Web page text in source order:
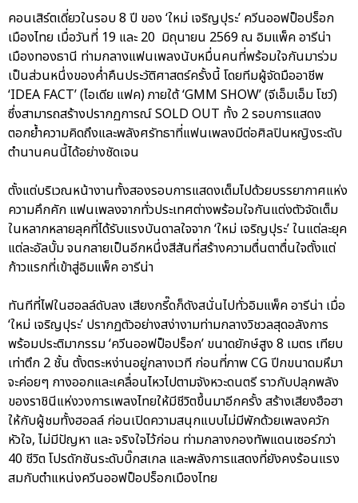
คอนเสิร์ตเดี่ยวในรอบ 8 ปี ของ ‘ใหม่ เจริญปุระ’ ควีนออฟป็อปร็อก
เมืองไทย เมื่อวันที่ 19 และ 20 มิถุนายน 2569 ณ อิมแพ็ค อารีน่า
เมืองทองธานี ท่ามกลางแฟนเพลงนับหมื่นคนที่พร้อมใจกันมาร่วม
เป็นส่วนหนึ่งของค่ำคืนประวัติศาสตร์ครั้งนี้ โดยทีมผู้จัดมืออาชีพ
‘IDEA FACT’ (ไอเดีย แฟค) ภายใต้ ‘GMM SHOW’ (จีเอ็มเอ็ม โชว์)
ซึ่งสามารถสร้างปรากฏการณ์ SOLD OUT ทั้ง 2 รอบการแสดง
ตอกย้ำความคิดถึงและพลังศรัทธาที่แฟนเพลงมีต่อศิลปินหญิงระดับ
ตำนานคนนี้ได้อย่างชัดเจน
ตั้งแต่บริเวณหน้างานทั้งสองรอบการแสดงเต็มไปด้วยบรรยากาศแห่ง
ความคึกคัก แฟนเพลงจากทั่วประเทศต่างพร้อมใจกันแต่งตัวจัดเต็ม
ในหลากหลายลุคที่ได้รับแรงบันดาลใจจาก ‘ใหม่ เจริญปุระ’ ในแต่ละยุค
แต่ละอัลบั้ม จนกลายเป็นอีกหนึ่งสีสันที่สร้างความตื่นตาตื่นใจตั้งแต่
ก้าวแรกที่เข้าสู่อิมแพ็ค อารีน่า
ทันทีที่ไฟในฮอลล์ดับลง เสียงกรี๊ดก็ดังสนั่นไปทั่วอิมแพ็ค อารีน่า เมื่อ
‘ใหม่ เจริญปุระ’ ปรากฏตัวอย่างสง่างามท่ามกลางวิชวลสุดอลังการ
พร้อมประติมากรรม ‘ควีนออฟป็อปร็อก’ ขนาดยักษ์สูง 8 เมตร เทียบ
เท่าตึก 2 ชั้น ตั้งตระหง่านอยู่กลางเวที ก่อนที่ภาพ CG ปีกขนาดมหึมา
จะค่อยๆ กางออกและเคลื่อนไหวไปตามจังหวะดนตรี ราวกับปลุกพลัง
ของราชินีแห่งวงการเพลงไทยให้มีชีวิตขึ้นมาอีกครั้ง สร้างเสียงฮือฮา
ให้กับผู้ชมทั้งฮอลล์ ก่อนเปิดความสนุกแบบไม่มีพักด้วยเพลงควัก
หัวใจ, ไม่มีปัญหา และ จริงใจไว้ก่อน ท่ามกลางกองทัพแดนเซอร์กว่า
40 ชีวิต โปรดักชันระดับบิ๊กสเกล และพลังการแสดงที่ยังคงร้อนแรง
สมกับตำแหน่งควีนออฟป็อปร็อกเมืองไทย